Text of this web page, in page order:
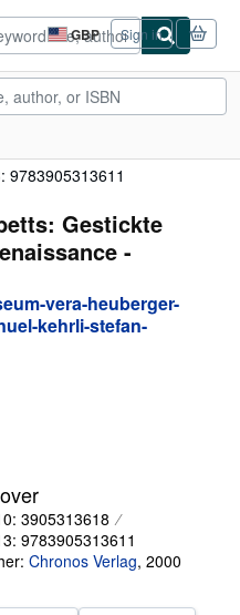
GBP
Site
shopping
preferences
Sign in
9783905313611
Gestickte
-
vera-heuberger-
kehrli-stefan-
3905313618
9783905313611
Chronos Verlag, 2000